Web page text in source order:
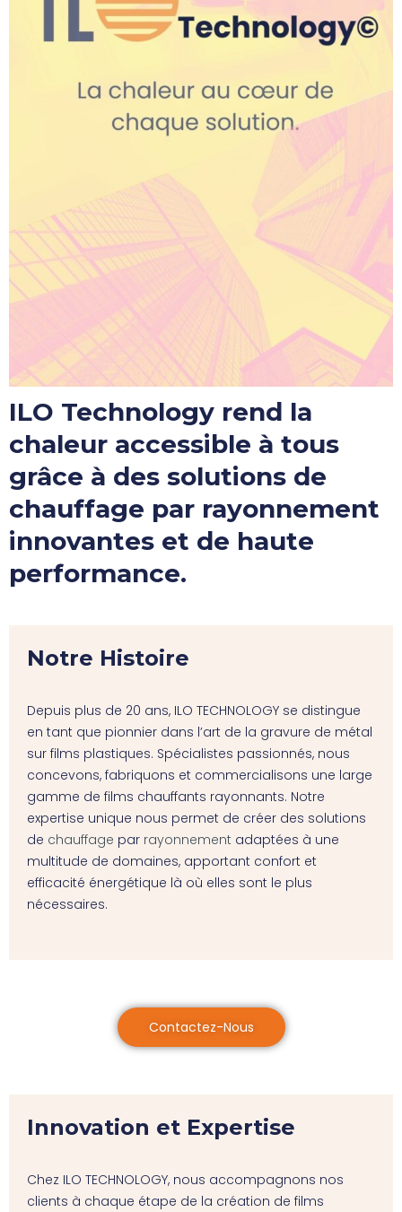
ILO Technology rend la
chaleur accessible à tous
grâce à des solutions de
chauffage par rayonnement
innovantes et de haute
performance.
Notre Histoire
Depuis plus de 20 ans, ILO TECHNOLOGY se distingue
en tant que pionnier dans l’art de la gravure de métal
sur films plastiques. Spécialistes passionnés, nous
concevons, fabriquons et commercialisons une large
gamme de films chauffants rayonnants. Notre
expertise unique nous permet de créer des solutions
de chauffage par rayonnement adaptées à une
multitude de domaines, apportant confort et
efficacité énergétique là où elles sont le plus
nécessaires.
Contactez-Nous
Innovation et Expertise
Chez ILO TECHNOLOGY, nous accompagnons nos
clients à chaque étape de la création de films